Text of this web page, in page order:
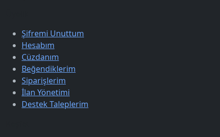
Şifremi Unuttum
Hesabım
Cüzdanım
Beğendiklerim
Siparişlerim
İlan Yönetimi
Destek Taleplerim